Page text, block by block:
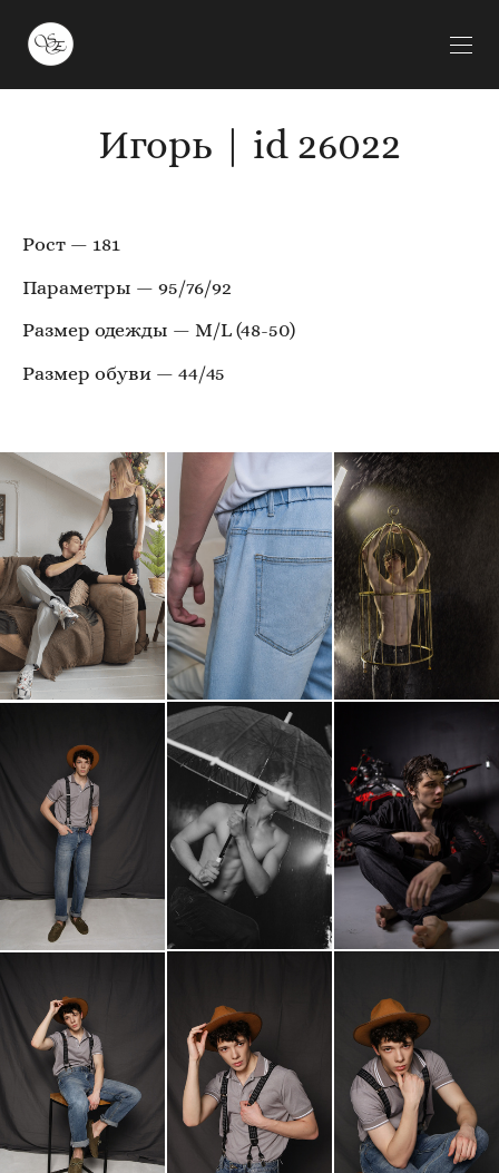
Игорь | id 26022
Рост — 181
Параметры — 95/76/92
Размер одежды — M/L (48-50)
Размер обуви — 44/45